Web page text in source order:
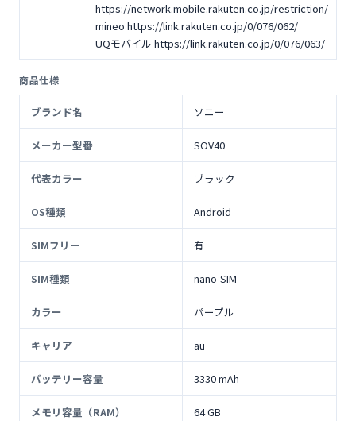
https://network.mobile.rakuten.co.jp/restriction/
mineo https://link.rakuten.co.jp/0/076/062/
UQモバイル https://link.rakuten.co.jp/0/076/063/
商品仕様
ブランド名 ソニー
メーカー型番 SOV40
代表カラー ブラック
OS種類 Android
SIMフリー 有
SIM種類 nano-SIM
カラー パープル
キャリア au
バッテリー容量 3330 mAh
メモリ容量（RAM） 64 GB